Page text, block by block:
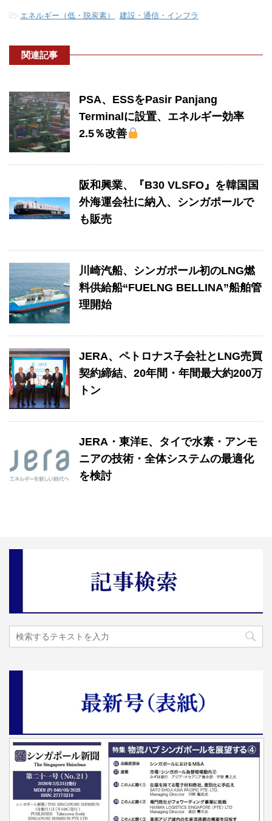
-エネルギー（低・脱炭素） 建設・通信・インフラ
関連記事
PSA、ESSをPasir Panjang
Terminalに設置、エネルギー効率
2.5％改善
阪和興業、『B30 VLSFO』を韓国国
外海運会社に納入、シンガポールで
も販売
川崎汽船、シンガポール初のLNG燃
料供給船“FUELNG BELLINA”船舶管
理開始
JERA、ペトロナス子会社とLNG売買
契約締結、20年間・年間最大約200万
トン
JERA・東洋E、タイで水素・アンモ
ニアの技術・全体システムの最適化
を検討